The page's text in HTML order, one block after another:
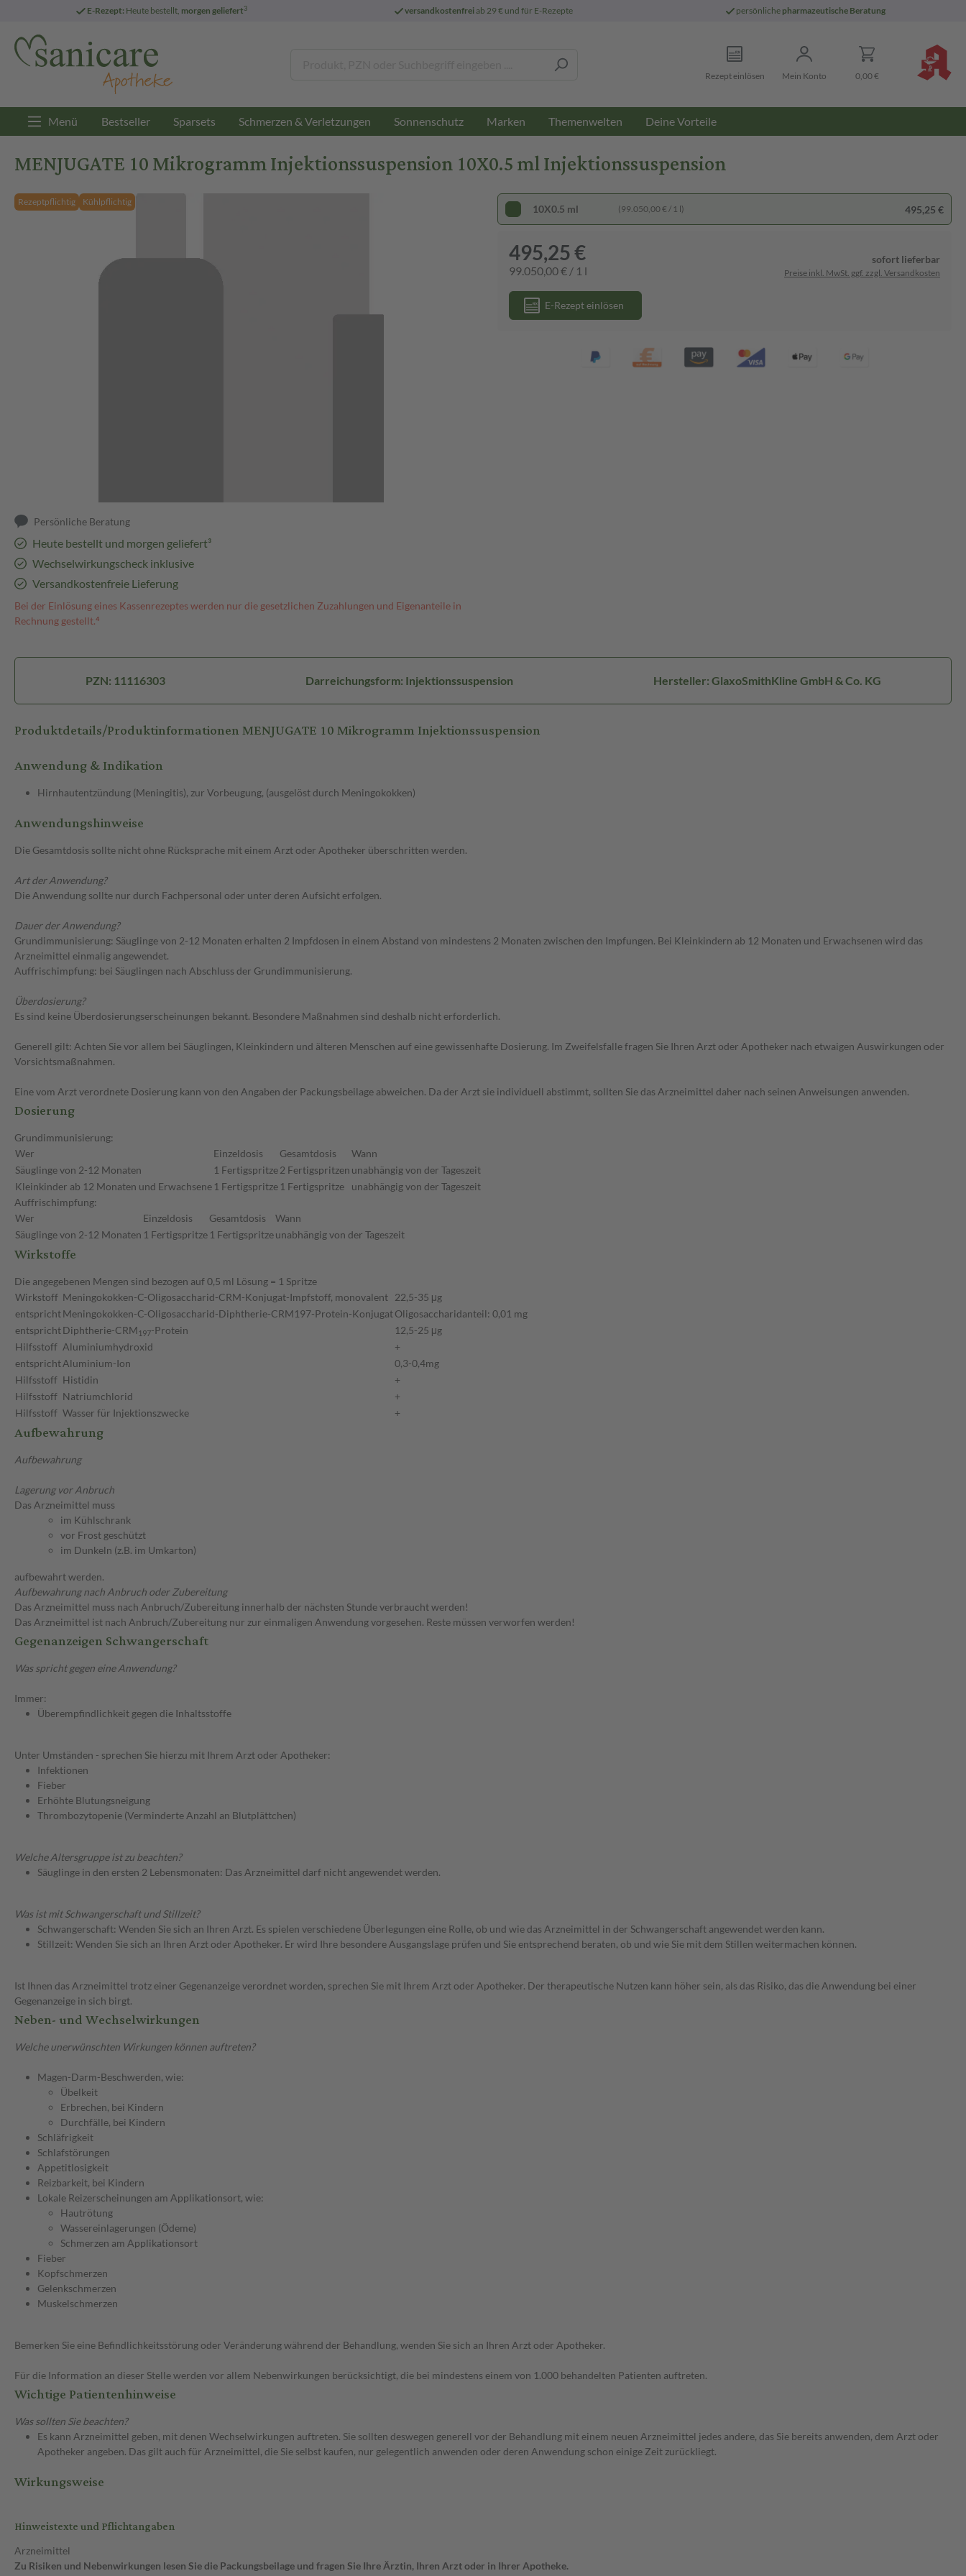
E-Rezept: Heute bestellt, morgen geliefert3 versandkostenfreiab 29 € und für E-Rezepte persönliche pharmazeutische Beratung
Rezept einlösen Mein Konto 0,00 €
Menü Bestseller Sparsets Schmerzen & Verletzungen Sonnenschutz Marken Themenwelten Deine Vorteile
MENJUGATE 10 Mikrogramm Injektionssuspension 10X0.5 ml Injektionssuspension
Rezeptpflichtig Kühlpflichtig
Persönliche Beratung
Heute bestellt und morgen geliefert³
Wechselwirkungscheck inklusive
Versandkostenfreie Lieferung
Bei der Einlösung eines Kassenrezeptes werden nur die gesetzlichen Zuzahlungen und Eigenanteile in
Rechnung gestellt.⁴
10X0.5 ml (99.050,00 € / 1 l) 495,25 €
495,25 €
99.050,00 € / 1 l
sofort lieferbar
Preise inkl. MwSt. ggf. zzgl. Versandkosten
E-Rezept einlösen
PZN: 11116303 Darreichungsform: Injektionssuspension Hersteller: GlaxoSmithKline GmbH & Co. KG
Produktdetails/Produktinformationen MENJUGATE 10 Mikrogramm Injektionssuspension
Anwendung & Indikation
Hirnhautentzündung (Meningitis), zur Vorbeugung, (ausgelöst durch Meningokokken)
Anwendungshinweise
Die Gesamtdosis sollte nicht ohne Rücksprache mit einem Arzt oder Apotheker überschritten werden.
Art der Anwendung?
Die Anwendung sollte nur durch Fachpersonal oder unter deren Aufsicht erfolgen.
Dauer der Anwendung?
Grundimmunisierung: Säuglinge von 2-12 Monaten erhalten 2 Impfdosen in einem Abstand von mindestens 2 Monaten zwischen den Impfungen. Bei Kleinkindern ab 12 Monaten und Erwachsenen wird das
Arzneimittel einmalig angewendet.
Auffrischimpfung: bei Säuglingen nach Abschluss der Grundimmunisierung.
Überdosierung?
Es sind keine Überdosierungserscheinungen bekannt. Besondere Maßnahmen sind deshalb nicht erforderlich.
Generell gilt: Achten Sie vor allem bei Säuglingen, Kleinkindern und älteren Menschen auf eine gewissenhafte Dosierung. Im Zweifelsfalle fragen Sie Ihren Arzt oder Apotheker nach etwaigen Auswirkungen oder
Vorsichtsmaßnahmen.
Eine vom Arzt verordnete Dosierung kann von den Angaben der Packungsbeilage abweichen. Da der Arzt sie individuell abstimmt, sollten Sie das Arzneimittel daher nach seinen Anweisungen anwenden.
Dosierung
Grundimmunisierung:
Wer
Einzeldosis Gesamtdosis
Wann
Säuglinge von 2-12 Monaten
1 Fertigspritze2 Fertigspritzen unabhängig von der Tageszeit
Kleinkinder ab 12 Monaten und Erwachsene 1 Fertigspritze 1 Fertigspritze
unabhängig von der Tageszeit
Auffrischimpfung:
Wer
Einzeldosis Gesamtdosis
Wann
Säuglinge von 2-12 Monaten 1 Fertigspritze 1 Fertigspritzeunabhängig von der Tageszeit
Wirkstoffe
Die angegebenen Mengen sind bezogen auf 0,5 ml Lösung = 1 Spritze
Wirkstoff Meningokokken-C-Oligosaccharid-CRM-Konjugat-Impfstoff, monovalent 22,5-35 μg
entsprichtMeningokokken-C-Oligosaccharid-Diphtherie-CRM197-Protein-KonjugatOligosaccharidanteil: 0,01 mg
entsprichtDiphtherie-CRM 1 97-Protein
12,5-25 μg
Hilfsstoff Aluminiumhydroxid
+
entsprichtAluminium-Ion
0,3-0,4mg
Hilfsstoff Histidin
+
Hilfsstoff Natriumchlorid
+
Hilfsstoff Wasser für Injektionszwecke +
Aufbewahrung
Aufbewahrung
Lagerung vor Anbruch
Das Arzneimittel muss
im Kühlschrank
vor Frost geschützt
im Dunkeln (z.B. im Umkarton)
aufbewahrt werden.
Aufbewahrung nach Anbruch oder Zubereitung
Das Arzneimittel muss nach Anbruch/Zubereitung innerhalb der nächsten Stunde verbraucht werden!
Das Arzneimittel ist nach Anbruch/Zubereitung nur zur einmaligen Anwendung vorgesehen. Reste müssen verworfen werden!
Gegenanzeigen Schwangerschaft
Was spricht gegen eine Anwendung?
Immer:
Überempfindlichkeit gegen die Inhaltsstoffe
Unter Umständen - sprechen Sie hierzu mit Ihrem Arzt oder Apotheker:
Infektionen
Fieber
Erhöhte Blutungsneigung
Thrombozytopenie (Verminderte Anzahl an Blutplättchen)
Welche Altersgruppe ist zu beachten?
Säuglinge in den ersten 2 Lebensmonaten: Das Arzneimittel darf nicht angewendet werden.
Was ist mit Schwangerschaft und Stillzeit?
Schwangerschaft: Wenden Sie sich an Ihren Arzt. Es spielen verschiedene Überlegungen eine Rolle, ob und wie das Arzneimittel in der Schwangerschaft angewendet werden kann.
Stillzeit: Wenden Sie sich an Ihren Arzt oder Apotheker. Er wird Ihre besondere Ausgangslage prüfen und Sie entsprechend beraten, ob und wie Sie mit dem Stillen weitermachen können.
Ist Ihnen das Arzneimittel trotz einer Gegenanzeige verordnet worden, sprechen Sie mit Ihrem Arzt oder Apotheker. Der therapeutische Nutzen kann höher sein, als das Risiko, das die Anwendung bei einer
Gegenanzeige in sich birgt.
Neben- und Wechselwirkungen
Welche unerwünschten Wirkungen können auftreten?
Magen-Darm-Beschwerden, wie:
Übelkeit
Erbrechen, bei Kindern
Durchfälle, bei Kindern
Schläfrigkeit
Schlafstörungen
Appetitlosigkeit
Reizbarkeit, bei Kindern
Lokale Reizerscheinungen am Applikationsort, wie:
Hautrötung
Wassereinlagerungen (Ödeme)
Schmerzen am Applikationsort
Fieber
Kopfschmerzen
Gelenkschmerzen
Muskelschmerzen
Bemerken Sie eine Befindlichkeitsstörung oder Veränderung während der Behandlung, wenden Sie sich an Ihren Arzt oder Apotheker.
Für die Information an dieser Stelle werden vor allem Nebenwirkungen berücksichtigt, die bei mindestens einem von 1.000 behandelten Patienten auftreten.
Wichtige Patientenhinweise
Was sollten Sie beachten?
Es kann Arzneimittel geben, mit denen Wechselwirkungen auftreten. Sie sollten deswegen generell vor der Behandlung mit einem neuen Arzneimittel jedes andere, das Sie bereits anwenden, dem Arzt oder
Apotheker angeben. Das gilt auch für Arzneimittel, die Sie selbst kaufen, nur gelegentlich anwenden oder deren Anwendung schon einige Zeit zurückliegt.
Wirkungsweise
Hinweistexte und Pflichtangaben
Arzneimittel
Zu Risiken und Nebenwirkungen lesen Sie die Packungsbeilage und fragen Sie Ihre Ärztin, Ihren Arzt oder in Ihrer Apotheke.